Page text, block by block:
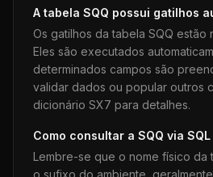
A tabela SQQ possui gatilhos
Os gatilhos da tabela SQQ estão
Eles são executados
determinados campos são
validar dados ou popular outros
dicionário SX7 para detalhes.
Como consultar a SQQ via
Lembre-se que o nome físico da
o sufixo do ambiente, geralmente